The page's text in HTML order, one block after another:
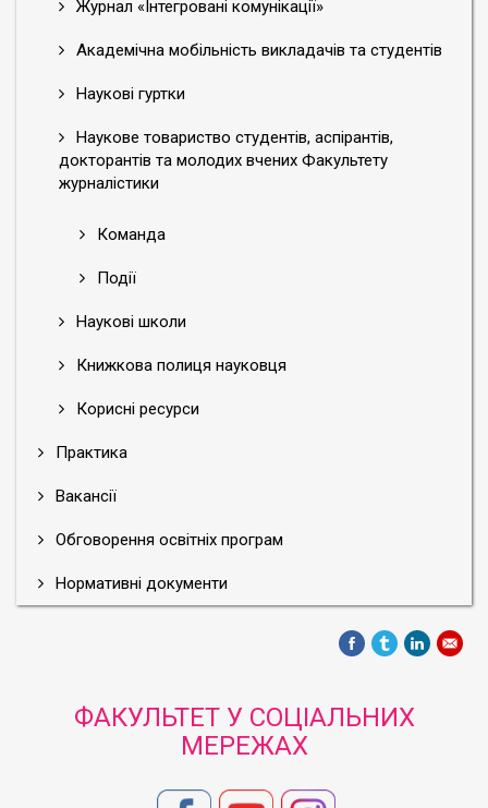
Журнал «Інтегровані комунікації»
Академічна мобільність викладачів та студентів
Наукові гуртки
Наукове товариство студентів, аспірантів,
докторантів та молодих вчених Факультету
журналістики
Команда
Події
Наукові школи
Книжкова полиця науковця
Корисні ресурси
Практика
Вакансії
Обговорення освітніх програм
Нормативні документи
ФАКУЛЬТЕТ У СОЦІАЛЬНИХ
МЕРЕЖАХ